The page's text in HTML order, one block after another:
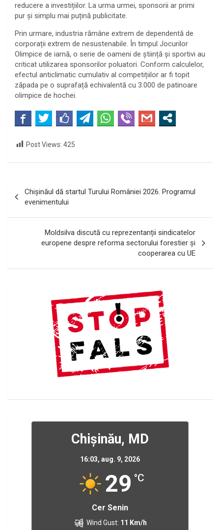
reducere a investițiilor. La urma urmei, sponsorii ar primi
pur și simplu mai puțină publicitate.
Prin urmare, industria rămâne extrem de dependentă de
corporații extrem de nesustenabile. În timpul Jocurilor
Olimpice de iarnă, o serie de oameni de știință și sportivi au
criticat utilizarea sponsorilor poluatori. Conform calculelor,
efectul anticlimatic cumulativ al competițiilor ar fi topit
zăpada pe o suprafață echivalentă cu 3.000 de patinoare
olimpice de hochei.
Post Views: 425
în
articole
Chișinăul dă startul Turului României 2026. Programul
evenimentului
Moldsilva discută cu reprezentanții sindicatelor
europene despre reforma sectorului forestier și
cooperarea cu UE
Chișinău, MD
16:03, aug. 9, 2026
29 °C
Cer Senin
Wind Gust: 11 Km/h